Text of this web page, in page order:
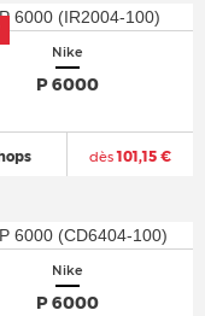
Nike
P 6000
dès101,15 €
Nike
P 6000